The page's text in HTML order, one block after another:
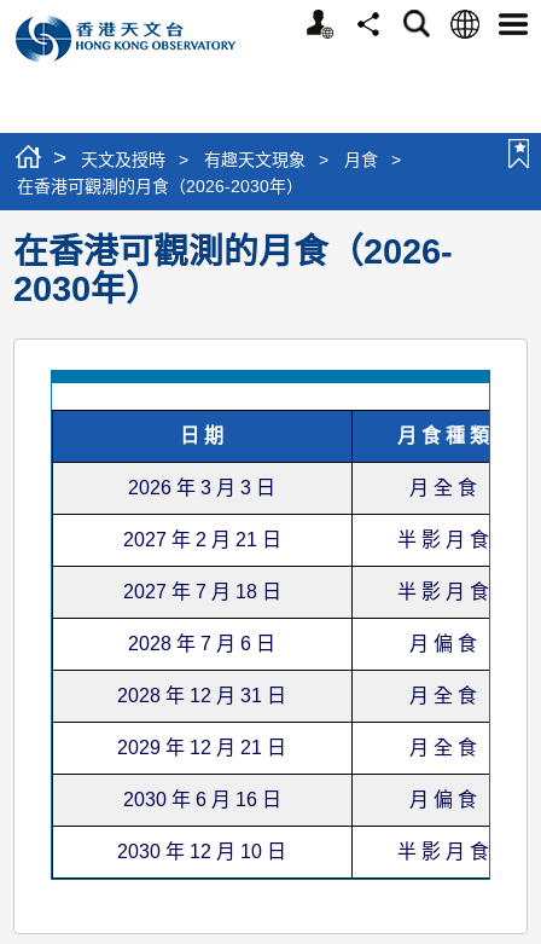
個
分
搜
語
選
> 天文及授時 > 有趣天文現象 > 月食
>
在香港可觀測的月食（2026-2030年）
在香港可觀測的月食（2026-
2030年）
日 期 月 食 種 類
2026 年 3 月 3 日 月 全 食
2027 年 2 月 21 日 半 影 月 食
2027 年 7 月 18 日 半 影 月 食
2028 年 7 月 6 日 月 偏 食
2028 年 12 月 31 日 月 全 食
2029 年 12 月 21 日 月 全 食
2030 年 6 月 16 日 月 偏 食
2030 年 12 月 10 日 半 影 月 食